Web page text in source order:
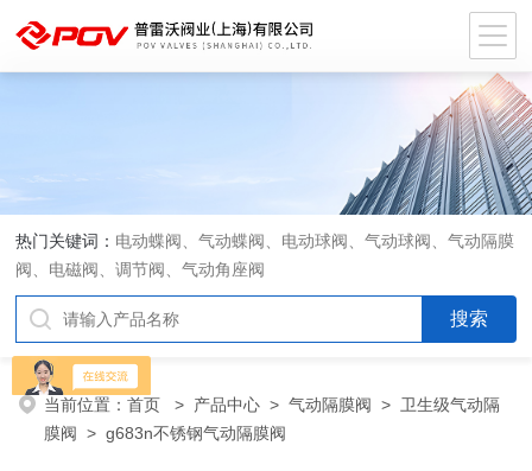
热门关键词： 电动蝶阀、气动蝶阀、电动球阀、气动球阀、气动隔膜
阀、电磁阀、调节阀、气动角座阀
当前位置：首页 > 产品中心 >气动隔膜阀 > 卫生级气动隔
膜阀 > g683n不锈钢气动隔膜阀